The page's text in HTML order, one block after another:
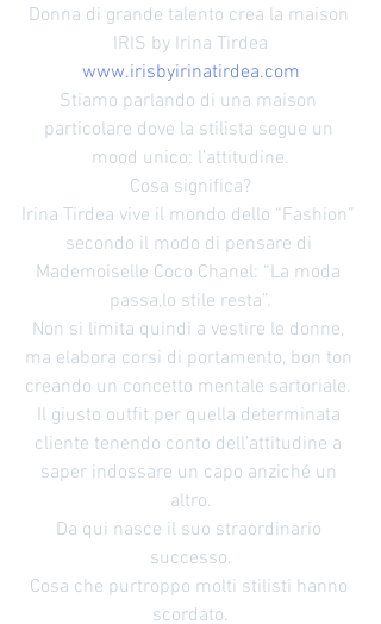
Donna di grande talento crea la maison
IRIS by Irina Tirdea
www.irisbyirinatirdea.com
Stiamo parlando di una maison
particolare dove la stilista segue un
mood unico: l’attitudine.
Cosa significa?
Irina Tirdea vive il mondo dello “Fashion”
secondo il modo di pensare di
Mademoiselle Coco Chanel: “La moda
passa,lo stile resta”.
Non si limita quindi a vestire le donne,
ma elabora corsi di portamento, bon ton
creando un concetto mentale sartoriale.
Il giusto outfit per quella determinata
cliente tenendo conto dell’attitudine a
saper indossare un capo anziché un
altro.
Da qui nasce il suo straordinario
successo.
Cosa che purtroppo molti stilisti hanno
scordato.